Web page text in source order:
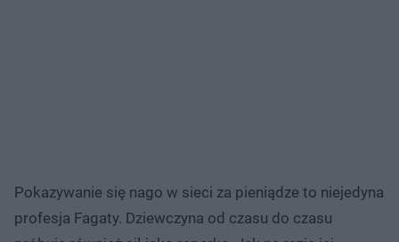
Pokazywanie się nago w sieci za pieniądze to niejedyna
profesja Fagaty. Dziewczyna od czasu do czasu